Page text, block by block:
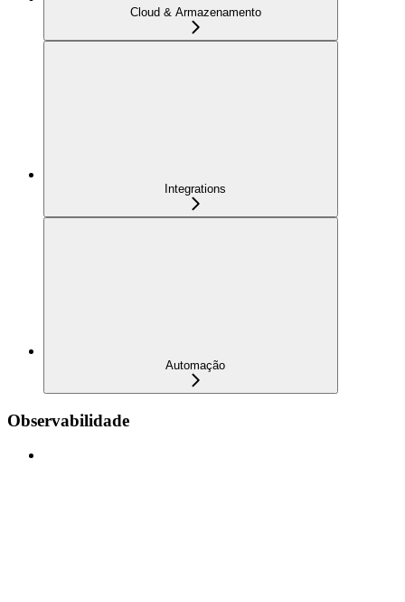
Cloud & Armazenamento
Integrations
Automação
Observabilidade